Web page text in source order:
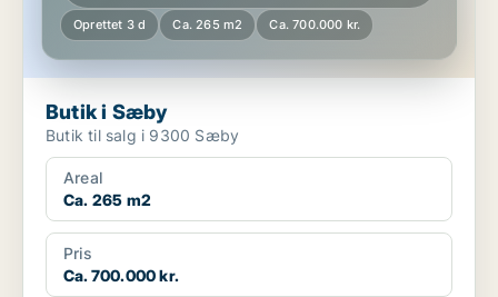
Oprettet 3 d Ca. 265 m2 Ca. 700.000 kr.
Butik i Sæby
Butik til salg i 9300 Sæby
Areal
Ca. 265 m2
Pris
Ca. 700.000 kr.